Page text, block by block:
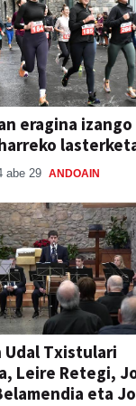
eragina
abe 29 ANDOAIN
Udal Txistulari
Leire Retegi,
eta